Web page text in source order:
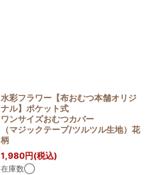
水彩フラワー【布おむつ本舗オリジ
ナル】ポケット式
ワンサイズおむつカバー
（マジックテープ/ツルツル生地）花
柄
1,980円(税込)
在庫数◯